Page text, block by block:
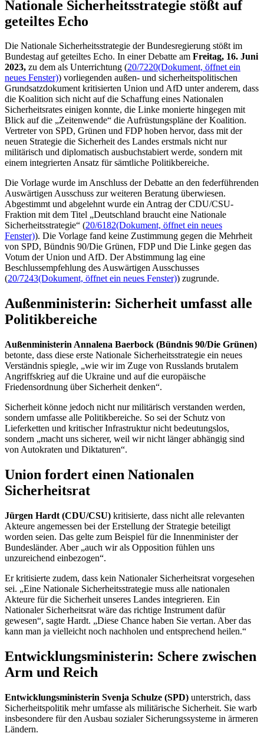
Nationale Sicherheits­strategie stößt auf
geteiltes Echo
Die Nationale Sicherheitsstrategie der Bundesregierung stößt im
Bundestag auf geteiltes Echo. In einer Debatte am Freitag, 16. Juni
2023, zu dem als Unterrichtung (20/7220(Dokument, öffnet ein
neues Fenster)) vorliegenden außen- und sicherheitspolitischen
Grundsatzdokument kritisierten Union und AfD unter anderem, dass
die Koalition sich nicht auf die Schaffung eines Nationalen
Sicherheitsrates einigen konnte, die Linke monierte hingegen mit
Blick auf die „Zeitenwende“ die Aufrüstungspläne der Koalition.
Vertreter von SPD, Grünen und FDP hoben hervor, dass mit der
neuen Strategie die Sicherheit des Landes erstmals nicht nur
militärisch und diplomatisch ausbuchstabiert werde, sondern mit
einem integrierten Ansatz für sämtliche Politikbereiche.
Die Vorlage wurde im Anschluss der Debatte an den federführenden
Auswärtigen Ausschuss zur weiteren Beratung überwiesen.
Abgestimmt und abgelehnt wurde ein Antrag der CDU/CSU-
Fraktion mit dem Titel „Deutschland braucht eine Nationale
Sicherheitsstrategie“ (20/6182(Dokument, öffnet ein neues
Fenster)). Die Vorlage fand keine Zustimmung gegen die Mehrheit
von SPD, Bündnis 90/Die Grünen, FDP und Die Linke gegen das
Votum der Union und AfD. Der Abstimmung lag eine
Beschlussempfehlung des Auswärtigen Ausschusses
(20/7243(Dokument, öffnet ein neues Fenster)) zugrunde.
Außenministerin: Sicherheit umfasst alle
Politikbereiche
Außenministerin Annalena Baerbock (Bündnis 90/Die Grünen)
betonte, dass diese erste Nationale Sicherheitsstrategie ein neues
Verständnis spiegle, „wie wir im Zuge von Russlands brutalem
Angriffskrieg auf die Ukraine und auf die europäische
Friedensordnung über Sicherheit denken“.
Sicherheit könne jedoch nicht nur militärisch verstanden werden,
sondern umfasse alle Politikbereiche. So sei der Schutz von
Lieferketten und kritischer Infrastruktur nicht bedeutungslos,
sondern „macht uns sicherer, weil wir nicht länger abhängig sind
von Autokraten und Diktaturen“.
Union fordert einen Nationalen
Sicherheitsrat
Jürgen Hardt (CDU/CSU) kritisierte, dass nicht alle relevanten
Akteure angemessen bei der Erstellung der Strategie beteiligt
worden seien. Das gelte zum Beispiel für die Innenminister der
Bundesländer. Aber „auch wir als Opposition fühlen uns
unzureichend einbezogen“.
Er kritisierte zudem, dass kein Nationaler Sicherheitsrat vorgesehen
sei. „Eine Nationale Sicherheitsstrategie muss alle nationalen
Akteure für die Sicherheit unseres Landes integrieren. Ein
Nationaler Sicherheitsrat wäre das richtige Instrument dafür
gewesen“, sagte Hardt. „Diese Chance haben Sie vertan. Aber das
kann man ja vielleicht noch nachholen und entsprechend heilen.“
Entwicklungsministerin: Schere zwischen
Arm und Reich
Entwicklungsministerin Svenja Schulze (SPD) unterstrich, dass
Sicherheitspolitik mehr umfasse als militärische Sicherheit. Sie warb
insbesondere für den Ausbau sozialer Sicherungssysteme in ärmeren
Ländern.